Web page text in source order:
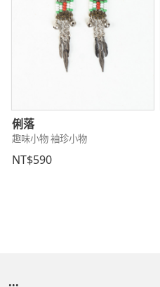
俐落
趣味小物 袖珍小物
NT$590